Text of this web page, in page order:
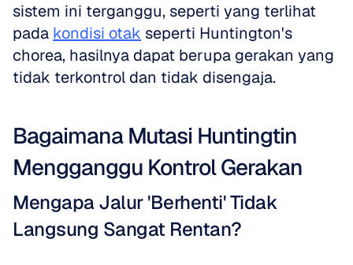
sistem ini terganggu, seperti yang terlihat
pada kondisi otak seperti Huntington's
chorea, hasilnya dapat berupa gerakan yang
tidak terkontrol dan tidak disengaja.
Bagaimana Mutasi Huntingtin
Mengganggu Kontrol Gerakan
Mengapa Jalur 'Berhenti' Tidak
Langsung Sangat Rentan?